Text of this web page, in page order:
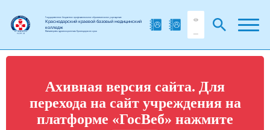
Государственное бюджетное профессиональное образовательное учреждение
Краснодарский краевой базовый медицинский
колледж
Министерства здравоохранения Краснодарского края
Ахивная версия сайта. Для
перехода на сайт учреждения на
платформе «ГосВеб» нажмите